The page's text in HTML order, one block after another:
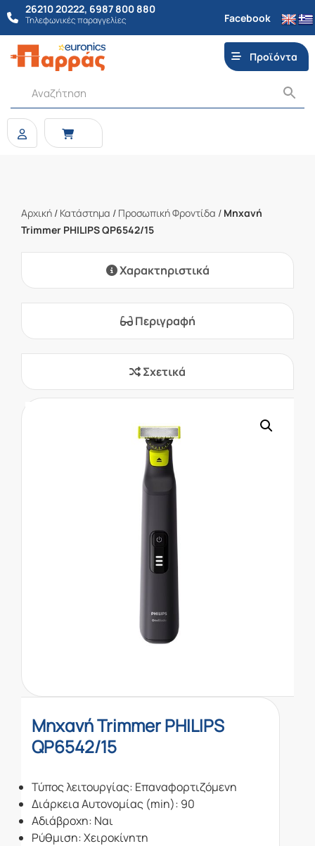
26210 20222, 6987 800 880
Τηλεφωνικές παραγγελίες Facebook
Προϊόντα
Αρχική / Κατάστημα / Προσωπική Φροντίδα / Μηχανή
Trimmer PHILIPS QP6542/15
Χαρακτηριστικά
Περιγραφή
Σχετικά
Μηχανή Trimmer PHILIPS
QP6542/15
Τύπος λειτουργίας: Επαναφορτιζόμενη
Διάρκεια Αυτονομίας (min): 90
Αδιάβροχη: Ναι
Ρύθμιση: Χειροκίνητη